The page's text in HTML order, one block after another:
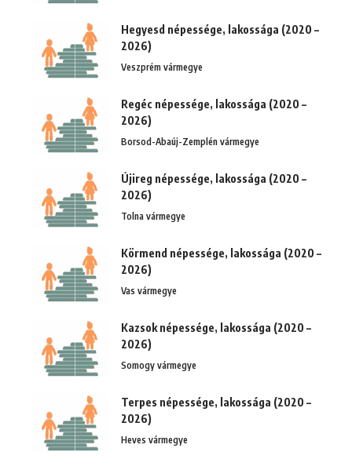
Hegyesd népessége, lakossága (2020 –
2026)
Veszprém vármegye
Regéc népessége, lakossága (2020 –
2026)
Borsod-Abaúj-Zemplén vármegye
Újireg népessége, lakossága (2020 –
2026)
Tolna vármegye
Körmend népessége, lakossága (2020 –
2026)
Vas vármegye
Kazsok népessége, lakossága (2020 –
2026)
Somogy vármegye
Terpes népessége, lakossága (2020 –
2026)
Heves vármegye